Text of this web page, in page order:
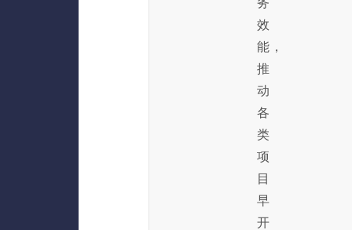
效
能，
推
动
各
类
项
目
早
开